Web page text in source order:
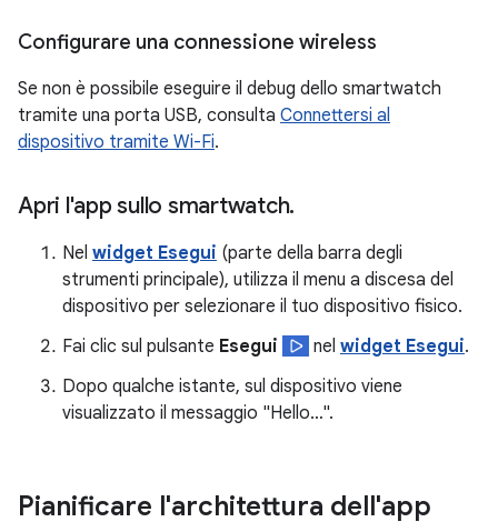
Configurare una connessione wireless
Se non è possibile eseguire il debug dello smartwatch
tramite una porta USB, consulta Connettersi al
dispositivo tramite Wi-Fi.
Apri l'app sullo smartwatch.
Nel widget Esegui (parte della barra degli
strumenti principale), utilizza il menu a discesa del
dispositivo per selezionare il tuo dispositivo fisico.
Fai clic sul pulsante Esegui nel widget Esegui.
Dopo qualche istante, sul dispositivo viene
visualizzato il messaggio "Hello…".
Pianificare l'architettura dell'app